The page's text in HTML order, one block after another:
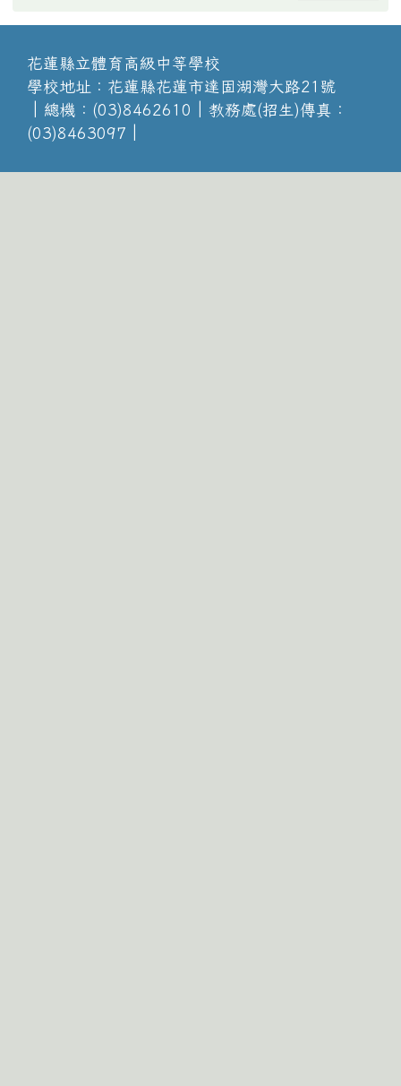
花蓮縣立體育高級中等學校
學校地址：花蓮縣花蓮市達固湖灣大路21號
│總機：(03)8462610│教務處(招生)傳真：
(03)8463097│